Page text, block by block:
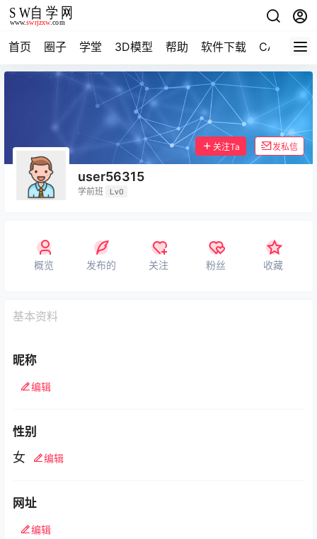
首页 圈子 学堂 3D模型 帮助 软件下载 CAD资料
user56315
学前班 Lv0
关注Ta 发私信
概览 发布的 关注 粉丝 收藏
基本资料
昵称
编辑
性别
女 编辑
网址
编辑